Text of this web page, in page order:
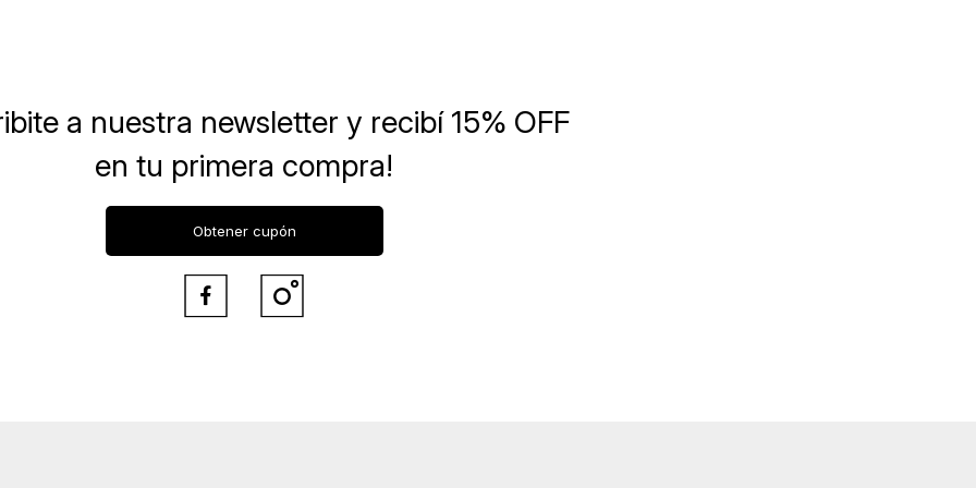
a nuestra newsletter y recibí 15% OFF
en tu primera compra!
Obtener cupón
 